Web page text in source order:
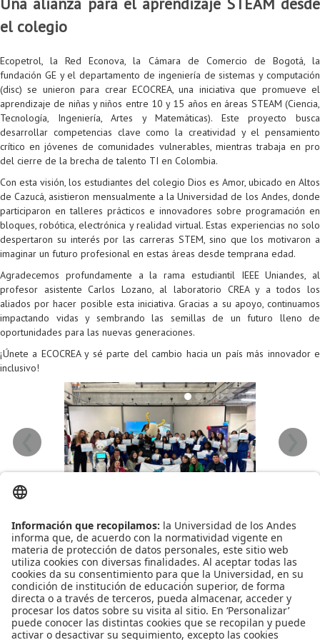
el colegio
Ecopetrol, la Red Econova, la Cámara de Comercio de Bogotá, la
fundación GE y el departamento de ingeniería de sistemas y computación
(disc) se unieron para crear ECOCREA, una iniciativa que promueve el
aprendizaje de niñas y niños entre 10 y 15 años en áreas STEAM (Ciencia,
Tecnología, Ingeniería, Artes y Matemáticas). Este proyecto busca
desarrollar competencias clave como la creatividad y el pensamiento
crítico en jóvenes de comunidades vulnerables, mientras trabaja en pro
del cierre de la brecha de talento TI en Colombia.
Con esta visión, los estudiantes del colegio Dios es Amor, ubicado en Altos
de Cazucá, asistieron mensualmente a la Universidad de los Andes, donde
participaron en talleres prácticos e innovadores sobre programación en
bloques, robótica, electrónica y realidad virtual. Estas experiencias no solo
despertaron su interés por las carreras STEM, sino que los motivaron a
imaginar un futuro profesional en estas áreas desde temprana edad.
Agradecemos profundamente a la rama estudiantil IEEE Uniandes, al
profesor asistente Carlos Lozano, al laboratorio CREA y a todos los
aliados por hacer posible esta iniciativa. Gracias a su apoyo, continuamos
impactando vidas y sembrando las semillas de un futuro lleno de
oportunidades para las nuevas generaciones.
¡Únete a ECOCREA y sé parte del cambio hacia un país más innovador e
inclusivo!
‹ ›
Leído2594 Tiempo Última modificación Viernes, 17 Enero 2025 15:19
Publicado en Noticias
Convocatoria ISIS
TI en las Organizaciones
Computación Visual
Matemática computacional
Profesores
Acreditaciones
Internacionalización
Electivas reguladas
Electivas profesionales
Electivas profesionales en otros departamentos
Oferta de cursos periodo intersemestral
Procesos administrativos
Consejería
Doble programa
Doble titulación
Examen Saber Pro
Intercambios académicos
Práctica académica
Ofertas
Práctica social
Proyecto de grado
Reingreso
Reintegro
Retiro voluntario
Transferencia
Tarifas
Movilidad Estudiantil (Intercambio)
Reintegro
Retiro Voluntario
Aplazamiento
Trasnferencia Interna
Intercambio Is-Link
Grado
Reglamento General de Estudiantes de Maestría RGEMa
Oferta de cursos
Convocatorias
Maestría en Gerencia de Tecnologías de Información (MAIT)
(MATI)
Maestría en Biología Computacional (MBC)
Maestría en Tecnologías de Información para el Negocio
(MBIT)
Maestría en Seguridad de la Información (MESI)
Maestría en Ingeniería de Información (MINE)
Maestría en Ingeniería de Sistemas y Computación (MISIS)
Maestría en Ingeniería de Software (MISO)
Escuela Internacional de Verano
Profesores Adjuntos
Coordinadores generales
Coordinadores de programa
Gestores
Personal de apoyo
Personal de laboratorios
Ofertas Laborales
Colaboratorio de Interacción, Visualización, Robótica y Sistemas
Laboratorio de Arquitecturas Empresariales
Laboratorio de Conectividad y Redes
Laboratorio de Computación Móvil
Laboratorio de Informática Forense
Laboratorio de Ingeniería de Información - Códice
Laboratorios de Propósito General
Laboratorios de Seguridad de la Información
Sala de Video Juegos
Protocolo de bioseguridad